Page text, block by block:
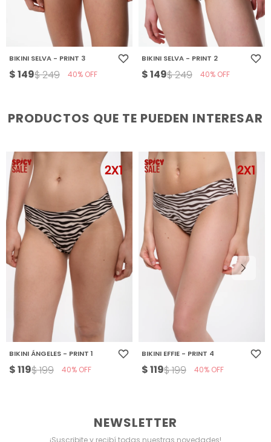
BIKINI SELVA - PRINT 3
$149$249 40
BIKINI SELVA - PRINT 2
$149$249 40
PRODUCTOS QUE TE PUEDEN INTERESAR
BIKINI ÁNGELES - PRINT 1
$119$199 40
BIKINI EFFIE - PRINT 4
$119$199 40
NEWSLETTER